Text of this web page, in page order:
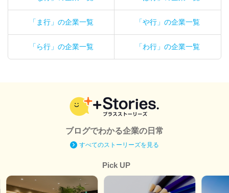
「ま行」の企業一覧 「や行」の企業一覧
「ら行」の企業一覧 「わ行」の企業一覧
ブログでわかる企業の日常
すべてのストーリーズを見る
Pick UP